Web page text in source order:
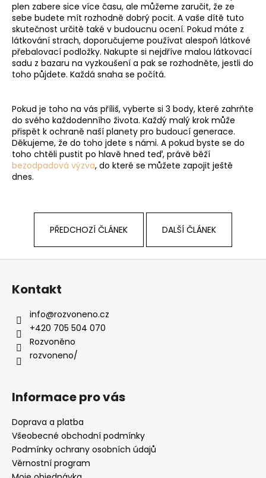
plen zabere sice více času, ale můžeme zaručit, že ze
sebe budete mít rozhodně dobrý pocit. A vaše dítě tuto
skutečnost určitě také v budoucnu ocení. Pokud máte z
látkování strach, doporučujeme používat alespoň látkové
přebalovací podložky. Nakupte si nejdříve malou látkovací
sadu z bazaru na vyzkoušení a pak se rozhodněte, jestli do
toho půjdete. Každá snaha se počítá.
Pokud je toho na vás příliš, vyberte si 3 body, které zahrňte
do svého každodenního života. Každý malý krok může
přispět k ochraně naší planety pro budoucí generace.
Děkujeme, že do toho jdete s námi. A pokud byste se do
toho chtěli pustit po hlavě hned teď, právě běží
bezodpadová výzva, do které se můžete zapojit ještě
dnes.
PŘEDCHOZÍ ČLÁNEK DALŠÍ ČLÁNEK
Z
Kontakt
info@rozvoneno.cz
+420 705 504 070
Rozvoněno
rozvoneno/
Informace pro vás
Doprava a platba
Všeobecné obchodní podmínky
Podmínky ochrany osobních údajů
Věrnostní program